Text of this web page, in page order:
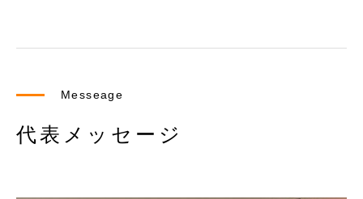
Messeage
代表メッセージ